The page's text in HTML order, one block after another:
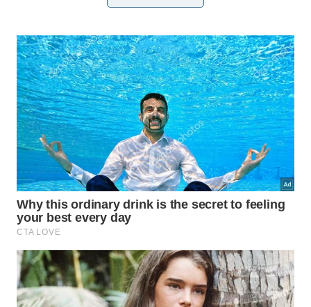
Cidade de São Miguel do Gostoso, Rio Grande do Norte,
Brasil. Fotografia de 29 de setembro de 2016. Praia de
Tourinhos, com dia de céu azul e mar calmo. Ótimo lugar
para passeios e descanso. -Istock/Fabricio Rezende
O que fazer em São Miguel do
Gostoso
São Miguel do Gostoso oferece atrações para todos
os gostos. Aqui estão algumas das principais: